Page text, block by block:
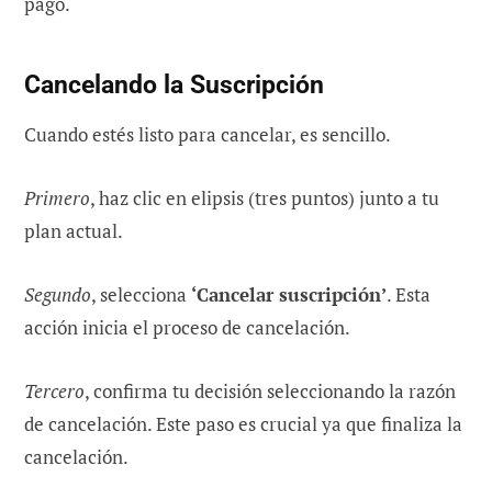
Cancelando la Suscripción
Cuando estés listo para cancelar, es sencillo.
Primero, haz clic en elipsis (tres puntos) junto a tu
plan actual.
Segundo, selecciona ‘Cancelar suscripción’. Esta
acción inicia el proceso de cancelación.
Tercero, confirma tu decisión seleccionando la razón
de cancelación. Este paso es crucial ya que finaliza la
cancelación.